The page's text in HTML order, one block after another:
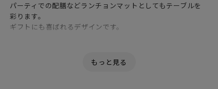
パーティでの配膳などランチョンマットとしてもテーブルを
彩ります。
ギフトにも喜ばれるデザインです。
いつも清潔に保つことができ、食べこぼしも簡単にささっと